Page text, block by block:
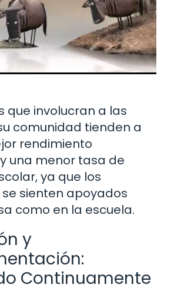
que involucran a las
comunidad tienden a
rendimiento
una menor tasa de
ya que los
sienten apoyados
como en la escuela.
y
Continuamente